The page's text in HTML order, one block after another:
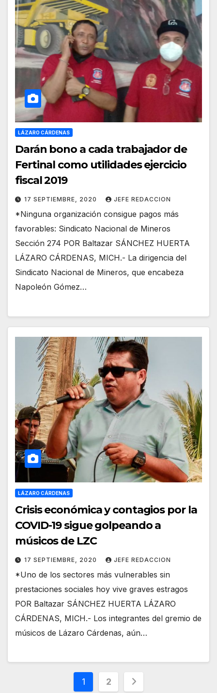
LÁZARO CÁRDENAS
Darán bono a cada trabajador de
Fertinal como utilidades ejercicio
fiscal 2019
17 SEPTIEMBRE, 2020 JEFE REDACCION
*Ninguna organización consigue pagos más
favorables: Sindicato Nacional de Mineros
Sección 274 POR Baltazar SÁNCHEZ HUERTA
LÁZARO CÁRDENAS, MICH.- La dirigencia del
Sindicato Nacional de Mineros, que encabeza
Napoleón Gómez…
LÁZARO CÁRDENAS
Crisis económica y contagios por la
COVID-19 sigue golpeando a
músicos de LZC
17 SEPTIEMBRE, 2020 JEFE REDACCION
*Uno de los sectores más vulnerables sin
prestaciones sociales hoy vive graves estragos
POR Baltazar SÁNCHEZ HUERTA LÁZARO
CÁRDENAS, MICH.- Los integrantes del gremio de
músicos de Lázaro Cárdenas, aún…
Paginación
1 2